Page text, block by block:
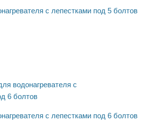
с лепестками под 5 болтов
с лепестками под 6 болтов